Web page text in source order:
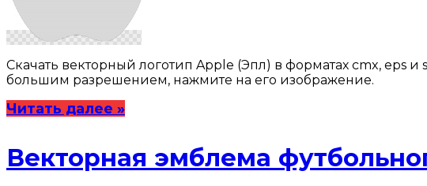
Скачать векторный логотип Apple (Эпл) в форматах cmx, eps
большим разрешением, нажмите на его изображение.
Читать далее »
Векторная эмблема